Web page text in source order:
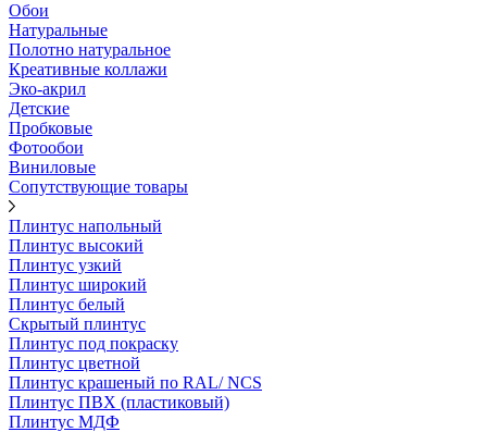
Обои
Натуральные
Полотно натуральное
Креативные коллажи
Эко-акрил
Детские
Пробковые
Фотообои
Виниловые
Сопутствующие товары
Плинтус напольный
Плинтус высокий
Плинтус узкий
Плинтус широкий
Плинтус белый
Скрытый плинтус
Плинтус под покраску
Плинтус цветной
Плинтус крашеный по RAL/ NCS
Плинтус ПВХ (пластиковый)
Плинтус МДФ